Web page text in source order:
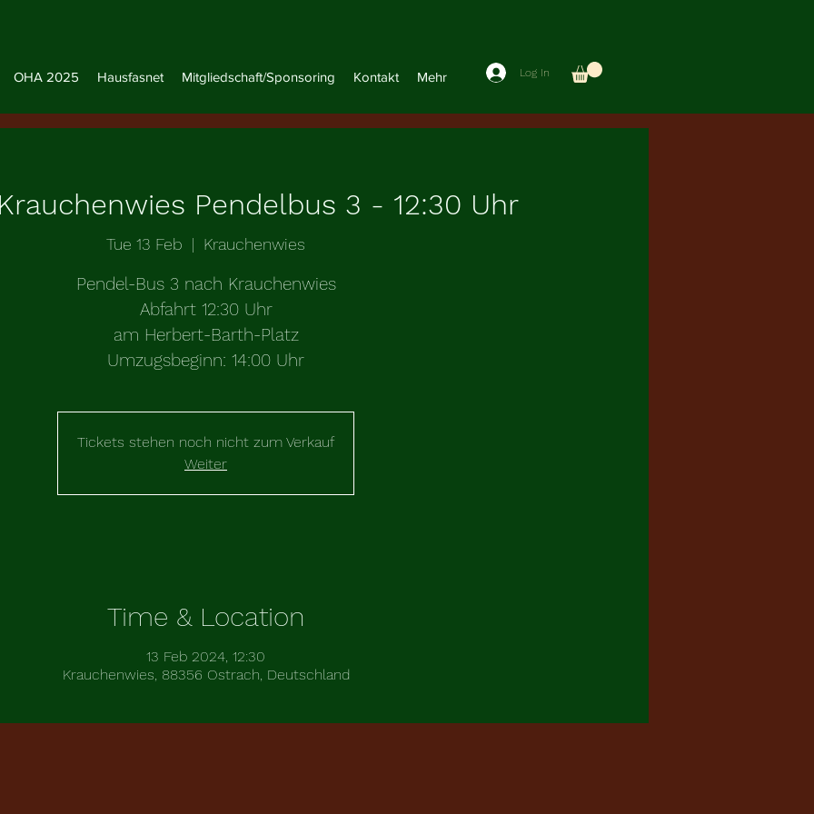
Log In
OHA 2025 Hausfasnet Mitgliedschaft/Sponsoring Kontakt Mehr
Pendelbus 3 - 12:30 Uhr
Tue 13 Feb
  |
Krauchenwies
Pendel-Bus 3 nach Krauchenwies
Abfahrt 12:30 Uhr
am Herbert-Barth-Platz
Umzugsbeginn: 14:00 Uhr
Tickets stehen noch nicht zum Verkauf
Weiter
Time & Location
13 Feb 2024, 12:30
Krauchenwies, 88356 Ostrach, Deutschland